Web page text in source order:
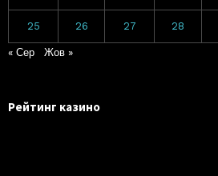
25 26 27 28
« Сер Жов »
Рейтинг казино